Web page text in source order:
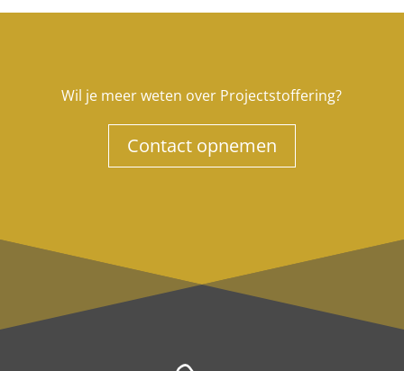
Wil je meer weten over Projectstoffering?
Contact opnemen